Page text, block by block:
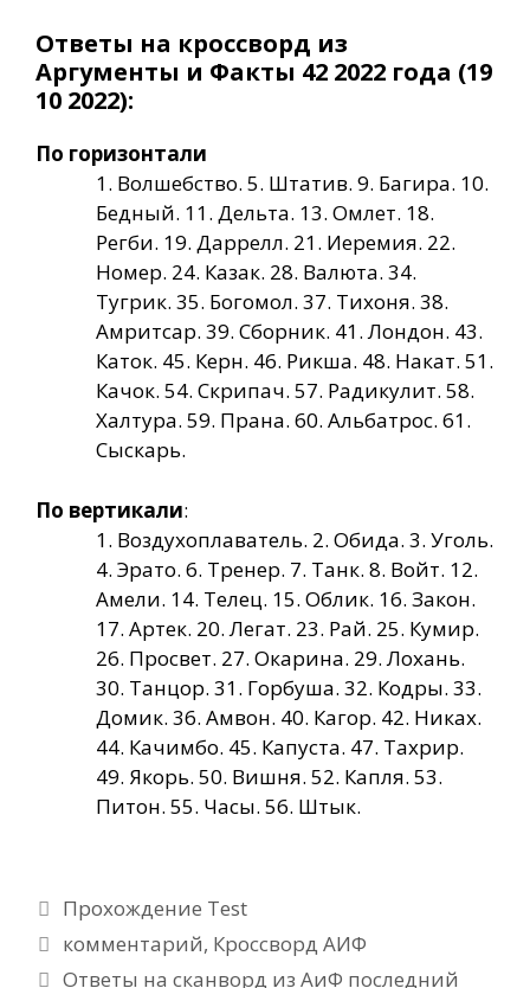
Ответы на кроссворд из
Аргументы и Факты 42 2022 года (19
10 2022):
По горизонтали
1. Волшебство. 5. Штатив. 9. Багира. 10.
Бедный. 11. Дельта. 13. Омлет. 18.
Регби. 19. Даррелл. 21. Иеремия. 22.
Номер. 24. Казак. 28. Валюта. 34.
Тугрик. 35. Богомол. 37. Тихоня. 38.
Амритсар. 39. Сборник. 41. Лондон. 43.
Каток. 45. Керн. 46. Рикша. 48. Накат. 51.
Качок. 54. Скрипач. 57. Радикулит. 58.
Халтура. 59. Прана. 60. Альбатрос. 61.
Сыскарь.
По вертикали:
1. Воздухоплаватель. 2. Обида. 3. Уголь.
4. Эрато. 6. Тренер. 7. Танк. 8. Войт. 12.
Амели. 14. Телец. 15. Облик. 16. Закон.
17. Артек. 20. Легат. 23. Рай. 25. Кумир.
26. Просвет. 27. Окарина. 29. Лохань.
30. Танцор. 31. Горбуша. 32. Кодры. 33.
Домик. 36. Амвон. 40. Кагор. 42. Никах.
44. Качимбо. 45. Капуста. 47. Тахрир.
49. Якорь. 50. Вишня. 52. Капля. 53.
Питон. 55. Часы. 56. Штык.
Рубрики
Прохождение Test
Метки
комментарий, Кроссворд АИФ
Ответы на сканворд из АиФ последний